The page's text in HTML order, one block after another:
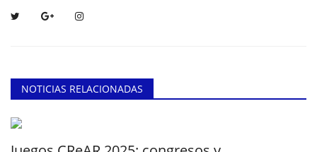
NOTICIAS RELACIONADAS